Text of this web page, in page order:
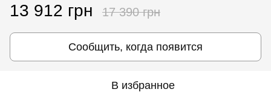
13 912 грн 17 390 грн
Сообщить, когда появится
В избранное